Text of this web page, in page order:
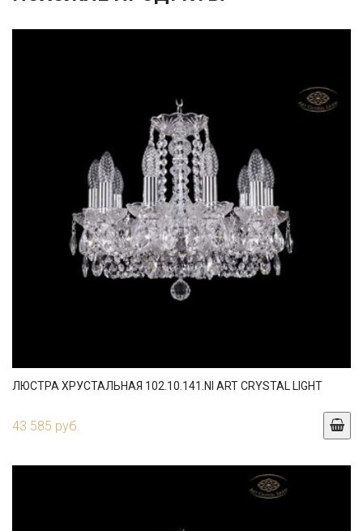
ЛЮСТРА ХРУСТАЛЬНАЯ 102.10.141.NI ART CRYSTAL LIGHT
43 585 руб.